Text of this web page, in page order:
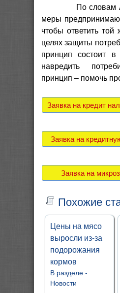
По словам А.
меры
чтобы ответить
целях защиты
принцип состоит
навредить
принцип – помочь
Заявка на кредит
Заявка на
Заявка на
Похожие
Цены на мясо
выросли из-за
подорожания
кормов
В разделе -
Новости